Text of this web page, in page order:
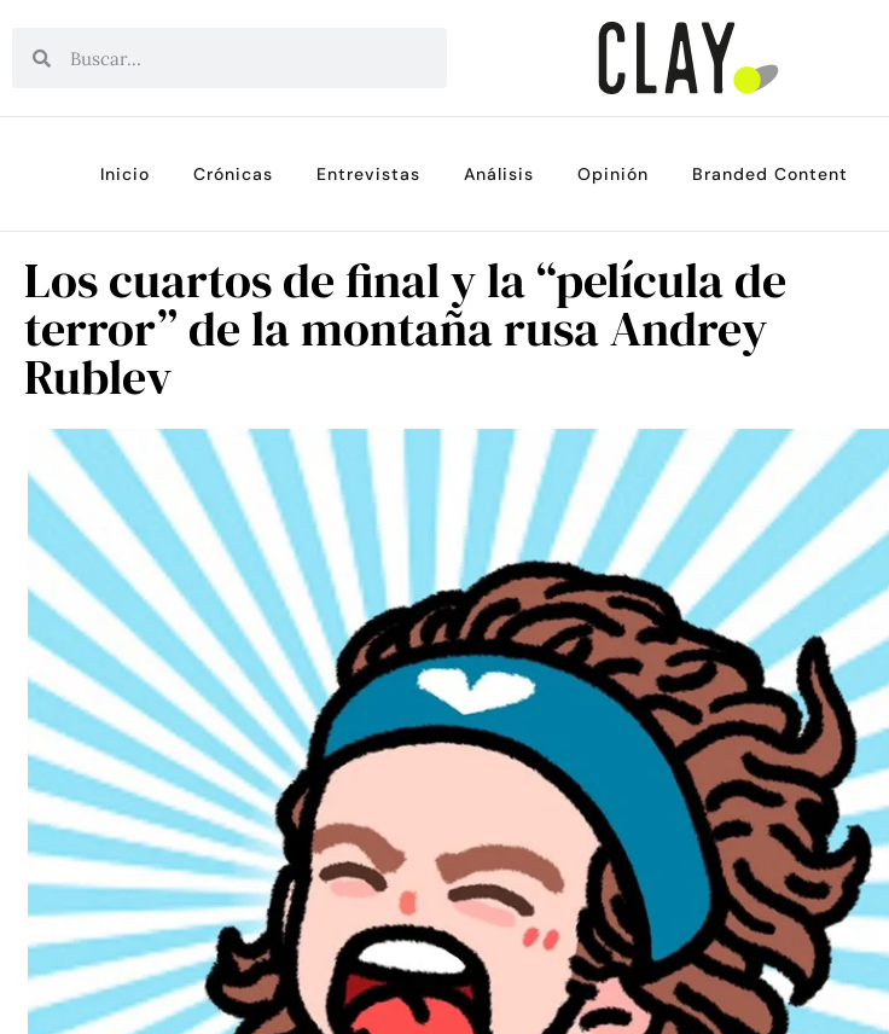
Inicio Crónicas Entrevistas Análisis Opinión Branded Content
Los cuartos de final y la “película de
terror” de la montaña rusa Andrey
Rublev